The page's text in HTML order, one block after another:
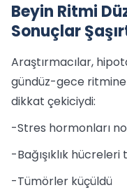
Beyin Ritmi
Sonuçlar
Araştırmacılar,
gündüz-gece ritmine
dikkat çekiciydi:
-Stres hormonları
-Bağışıklık
-Tümörler küçüldü